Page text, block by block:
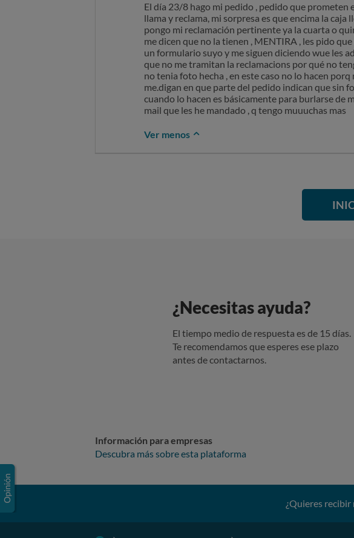
El día 23/8 hago mi pedido , pedido que prometen
llama y reclama, mi sorpresa es que encima la
pongo mi reclamación pertinente ya la cuarta o
me dicen que no la tienen , MENTIRA , les pido
un formulario suyo y me siguen diciendo wue les
que no me tramitan la reclamacions por qué no
no tenia foto hecha , en este caso no lo hacen
me.digan en que parte del pedido indican que sin
cuando lo hacen es básicamente para burlarse de
mail que les he mandado , q tengo muuuchas mas
Ver menos
¿Necesitas ayuda?
El tiempo medio de respuesta es de 15 días.
Te recomendamos que esperes ese plazo
antes de contactarnos.
Información para empresas
Descubra más sobre esta plataforma
¿Quieres